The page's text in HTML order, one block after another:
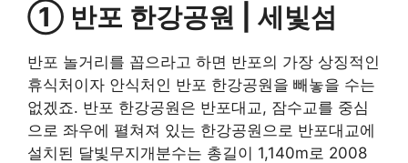
① 반포 한강공원 | 세빛섬
반포 놀거리를 꼽으라고 하면 반포의 가장 상징적인
휴식처이자 안식처인 반포 한강공원을 빼놓을 수는
없겠죠. 반포 한강공원은 반포대교, 잠수교를 중심
으로 좌우에 펼쳐져 있는 한강공원으로 반포대교에
설치된 달빛무지개분수는 총길이 1,140m로 2008